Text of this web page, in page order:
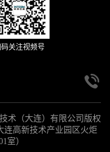
关注视频号
术（大连）有限公司版权
连高新技术产业园区火炬
室）